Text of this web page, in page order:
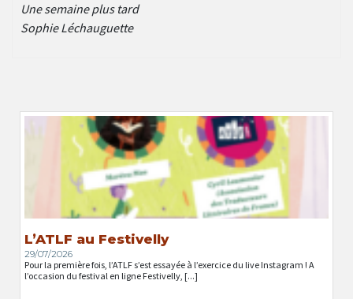
Une semaine plus tard
Sophie Léchauguette
L’ATLF au Festivelly
29/07/2026
Pour la première fois, l’ATLF s’est essayée à l’exercice du live Instagram ! A
l’occasion du festival en ligne Festivelly, [...]